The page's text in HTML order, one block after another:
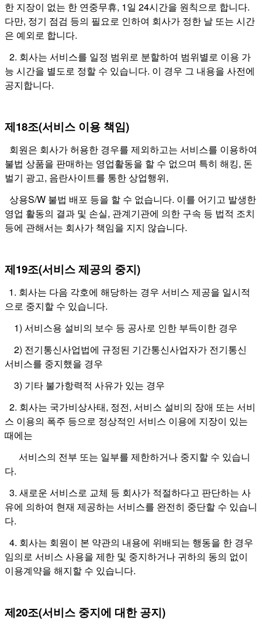
한 지장이 없는 한 연중무휴, 1일 24시간을 원칙으로 합니다.
다만, 정기 점검 등의 필요로 인하여 회사가 정한 날 또는 시간
은 예외로 합니다.
2. 회사는 서비스를 일정 범위로 분할하여 범위별로 이용 가
능 시간을 별도로 정할 수 있습니다. 이 경우 그 내용을 사전에
공지합니다.
제18조(서비스 이용 책임)
회원은 회사가 허용한 경우를 제외하고는 서비스를 이용하여
불법 상품을 판매하는 영업활동을 할 수 없으며 특히 해킹, 돈
벌기 광고, 음란사이트를 통한 상업행위,
상용S/W 불법 배포 등을 할 수 없습니다. 이를 어기고 발생한
영업 활동의 결과 및 손실, 관계기관에 의한 구속 등 법적 조치
등에 관해서는 회사가 책임을 지지 않습니다.
제19조(서비스 제공의 중지)
1. 회사는 다음 각호에 해당하는 경우 서비스 제공을 일시적
으로 중지할 수 있습니다.
1) 서비스용 설비의 보수 등 공사로 인한 부득이한 경우
2) 전기통신사업법에 규정된 기간통신사업자가 전기통신
서비스를 중지했을 경우
3) 기타 불가항력적 사유가 있는 경우
2. 회사는 국가비상사태, 정전, 서비스 설비의 장애 또는 서비
스 이용의 폭주 등으로 정상적인 서비스 이용에 지장이 있는
때에는
서비스의 전부 또는 일부를 제한하거나 중지할 수 있습니
다.
3. 새로운 서비스로 교체 등 회사가 적절하다고 판단하는 사
유에 의하여 현재 제공하는 서비스를 완전히 중단할 수 있습니
다.
4. 회사는 회원이 본 약관의 내용에 위배되는 행동을 한 경우
임의로 서비스 사용을 제한 및 중지하거나 귀하의 동의 없이
이용계약을 해지할 수 있습니다.
제20조(서비스 중지에 대한 공지)